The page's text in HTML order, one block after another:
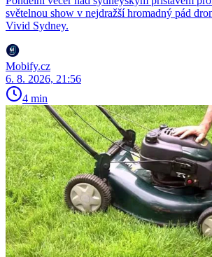
světelnou show v nejdražší hromadný pád
Vivid Sydney.
Mobify.cz
6. 8. 2026, 21:56
4 min